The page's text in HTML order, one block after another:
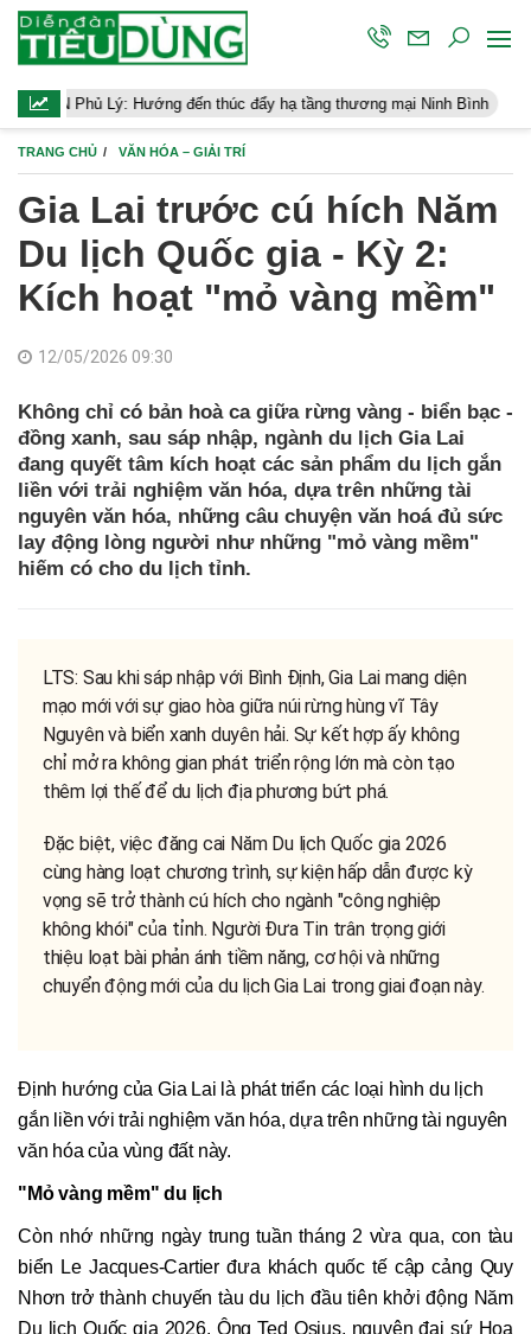
thúc đẩy hạ tầng thương mại Ninh Bình Điều hành kinh tế vĩ
TRANG CHỦ VĂN HÓA – GIẢI TRÍ
Gia Lai trước cú hích Năm
Du lịch Quốc gia - Kỳ 2:
Kích hoạt "mỏ vàng mềm"
12/05/2026 09:30
Không chỉ có bản hoà ca giữa rừng vàng - biển bạc -
đồng xanh, sau sáp nhập, ngành du lịch Gia Lai
đang quyết tâm kích hoạt các sản phẩm du lịch gắn
liền với trải nghiệm văn hóa, dựa trên những tài
nguyên văn hóa, những câu chuyện văn hoá đủ sức
lay động lòng người như những "mỏ vàng mềm"
hiếm có cho du lịch tỉnh.
LTS: Sau khi sáp nhập với Bình Định, Gia Lai mang diện
mạo mới với sự giao hòa giữa núi rừng hùng vĩ Tây
Nguyên và biển xanh duyên hải. Sự kết hợp ấy không
chỉ mở ra không gian phát triển rộng lớn mà còn tạo
thêm lợi thế để du lịch địa phương bứt phá.
Đặc biệt, việc đăng cai Năm Du lịch Quốc gia 2026
cùng hàng loạt chương trình, sự kiện hấp dẫn được kỳ
vọng sẽ trở thành cú hích cho ngành "công nghiệp
không khói" của tỉnh. Người Đưa Tin trân trọng giới
thiệu loạt bài phản ánh tiềm năng, cơ hội và những
chuyển động mới của du lịch Gia Lai trong giai đoạn này.
Định hướng của Gia Lai là phát triển các loại hình du lịch
gắn liền với trải nghiệm văn hóa, dựa trên những tài nguyên
văn hóa của vùng đất này.
"Mỏ vàng mềm" du lịch
Còn nhớ những ngày trung tuần tháng 2 vừa qua, con tàu
biển Le Jacques-Cartier đưa khách quốc tế cập cảng Quy
Nhơn trở thành chuyến tàu du lịch đầu tiên khởi động Năm
Du lịch Quốc gia 2026. Ông Ted Osius, nguyên đại sứ Hoa